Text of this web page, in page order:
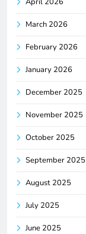
March 2026
February 2026
January 2026
December 2025
November 2025
October 2025
September 2025
August 2025
July 2025
June 2025